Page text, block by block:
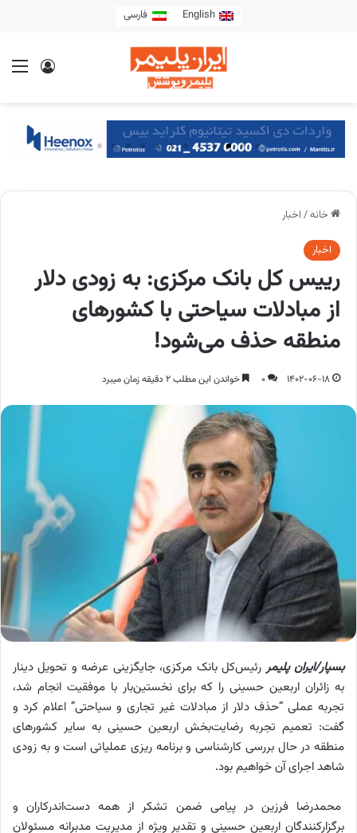
English فارسی
خانه/ اخبار
اخبار
رییس کل بانک مرکزی: به زودی دلار
از مبادلات سیاحتی با کشورهای
منطقه حذف می‌شود!
1402-06-18
0 خواندن این مطلب 2 دقیقه زمان میبرد
بسپار/ایران پلیمر رئیس‌کل بانک مرکزی، جایگزینی عرضه و تحویل دینار
به زائران اربعین حسینی را که برای نخستین‌بار با موفقیت انجام شد،
تجربه عملی “حذف دلار از مبادلات غیر تجاری و سیاحتی” اعلام کرد و
گفت: تعمیم تجربه رضایت‌بخش اربعین حسینی به سایر کشورهای
منطقه در حال بررسی کارشناسی و برنامه ریزی عملیاتی است و به زودی
شاهد اجرای آن خواهیم بود.
محمدرضا فرزین در پیامی ضمن تشکر از همه دست‌اندرکاران و
برگزارکنندگان اربعین حسینی و تقدیر ویژه از مدیریت مدبرانه مسئولان